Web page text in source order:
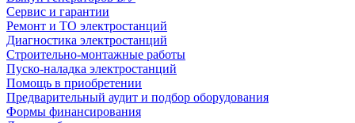
Сервис и гарантии
Ремонт и ТО электростанций
Диагностика электростанций
Строительно-монтажные работы
Пуско-наладка электростанций
Помощь в приобретении
Предварительный аудит и подбор оборудования
Формы финансирования